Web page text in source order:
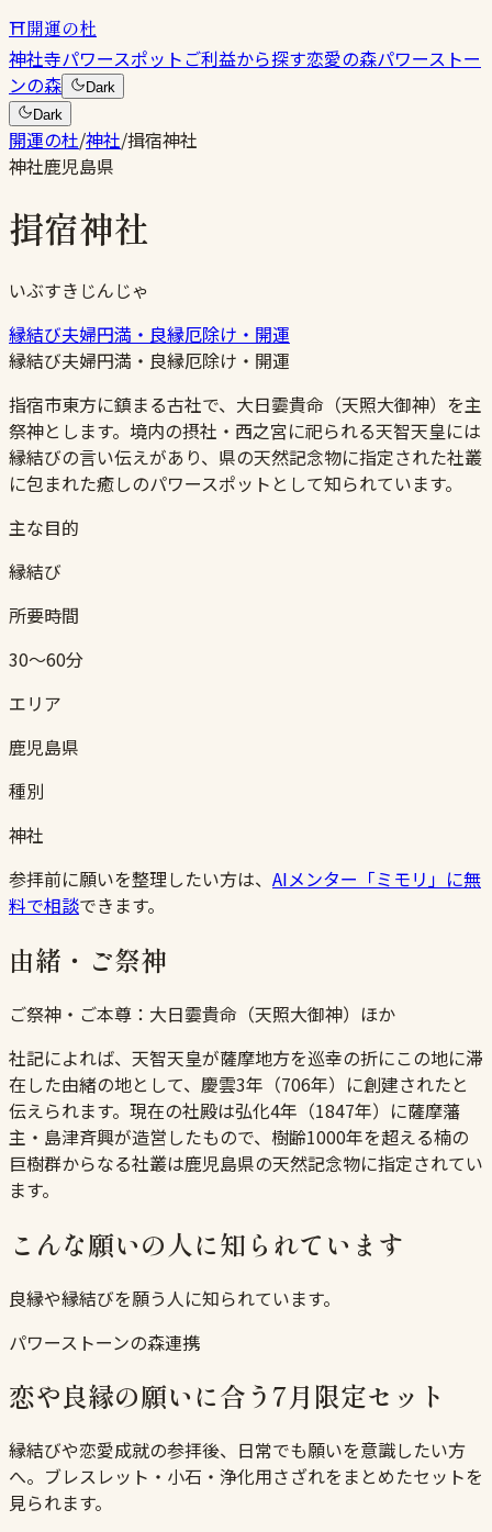
⛩開運の杜
神社寺パワースポットご利益から探す恋愛の森パワーストー
ンの森
Dark
Dark
開運の杜/神社/揖宿神社
神社鹿児島県
揖宿神社
いぶすきじんじゃ
縁結び夫婦円満・良縁厄除け・開運
縁結び夫婦円満・良縁厄除け・開運
指宿市東方に鎮まる古社で、大日孁貴命（天照大御神）を主
祭神とします。境内の摂社・西之宮に祀られる天智天皇には
縁結びの言い伝えがあり、県の天然記念物に指定された社叢
に包まれた癒しのパワースポットとして知られています。
主な目的
縁結び
所要時間
30〜60分
エリア
鹿児島県
種別
神社
参拝前に願いを整理したい方は、 AIメンター「ミモリ」に無
料で相談できます。
由緒・ご祭神
ご祭神・ご本尊： 大日孁貴命（天照大御神）ほか
社記によれば、天智天皇が薩摩地方を巡幸の折にこの地に滞
在した由緒の地として、慶雲3年（706年）に創建されたと
伝えられます。現在の社殿は弘化4年（1847年）に薩摩藩
主・島津斉興が造営したもので、樹齢1000年を超える楠の
巨樹群からなる社叢は鹿児島県の天然記念物に指定されてい
ます。
こんな願いの人に知られています
良縁や縁結びを願う人に知られています。
パワーストーンの森連携
恋や良縁の願いに合う7月限定セット
縁結びや恋愛成就の参拝後、日常でも願いを意識したい方
へ。ブレスレット・小石・浄化用さざれをまとめたセットを
見られます。